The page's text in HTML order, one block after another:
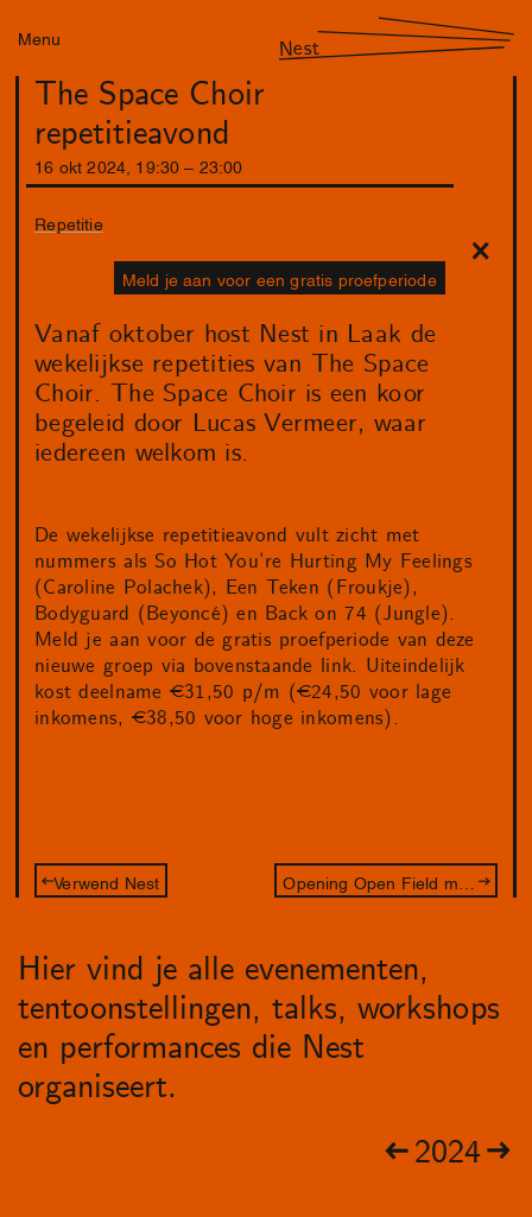
Menu Nest
The Space Choir
repetitieavond
16 okt 2024 19:30 23 :00
Repetitie
Meld je aan voor een gratis proefperiode
Vanaf oktober host Nest in Laak de
wekelijkse repetities van The Space
Choir. The Space Choir is een koor
begeleid door Lucas Vermeer, waar
iedereen welkom is.
De wekelijkse repetitieavond vult zicht met
nummers als So Hot You’re Hurting My Feelings
(Caroline Polachek), Een Teken (Froukje),
Bodyguard (Beyoncé) en Back on 74 (Jungle).
Meld je aan voor de gratis proefperiode van deze
nieuwe groep via bovenstaande link. Uiteindelijk
kost deelname €31,50 p/m (€24,50 voor lage
inkomens, €38,50 voor hoge inkomens).
Verwend Nest
Hier vind je alle evenementen,
tentoonstellingen, talks, workshops
en performances die Nest
organiseert.
2024